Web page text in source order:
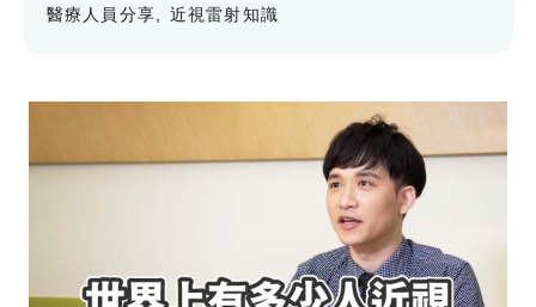
醫療人員分享 近視雷射知識